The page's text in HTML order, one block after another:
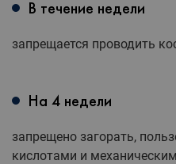
В течение недели
запрещается проводить
На 4 недели
запрещено загорать,
кислотами и